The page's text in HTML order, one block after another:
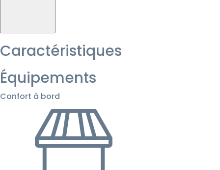
Caractéristiques
Équipements
Confort à bord